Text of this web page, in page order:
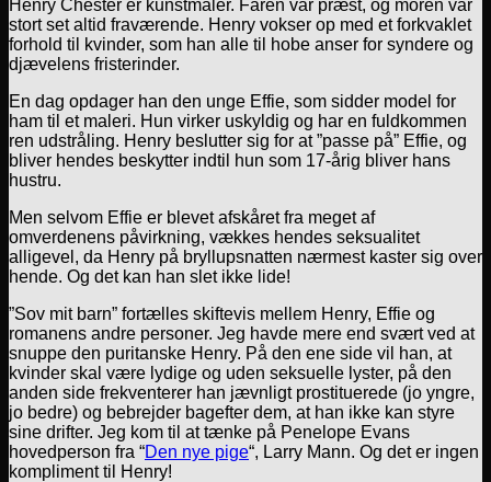
Henry Chester er kunstmaler. Faren var præst, og moren var
stort set altid fraværende. Henry vokser op med et forkvaklet
forhold til kvinder, som han alle til hobe anser for syndere og
djævelens fristerinder.
En dag opdager han den unge Effie, som sidder model for
ham til et maleri. Hun virker uskyldig og har en fuldkommen
ren udstråling. Henry beslutter sig for at ”passe på” Effie, og
bliver hendes beskytter indtil hun som 17-årig bliver hans
hustru.
Men selvom Effie er blevet afskåret fra meget af
omverdenens påvirkning, vækkes hendes seksualitet
alligevel, da Henry på bryllupsnatten nærmest kaster sig over
hende. Og det kan han slet ikke lide!
”Sov mit barn” fortælles skiftevis mellem Henry, Effie og
romanens andre personer. Jeg havde mere end svært ved at
snuppe den puritanske Henry. På den ene side vil han, at
kvinder skal være lydige og uden seksuelle lyster, på den
anden side frekventerer han jævnligt prostituerede (jo yngre,
jo bedre) og bebrejder bagefter dem, at han ikke kan styre
sine drifter. Jeg kom til at tænke på Penelope Evans
hovedperson fra “Den nye pige“, Larry Mann. Og det er ingen
kompliment til Henry!